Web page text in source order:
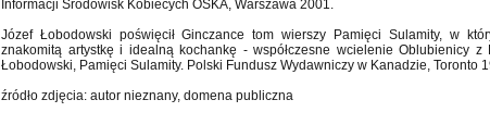
Informacji Środowisk Kobiecych OŚKA, Warszawa 2001.
Józef Łobodowski poświęcił Ginczance tom wierszy Pamięci Sulamity, w
znakomitą artystkę i idealną kochankę - współczesne wcielenie Oblubienicy
Łobodowski, Pamięci Sulamity. Polski Fundusz Wydawniczy w Kanadzie, Toronto
źródło zdjęcia: autor nieznany, domena publiczna